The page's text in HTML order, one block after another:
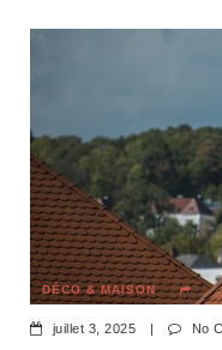
DÉCO & MAISON
juillet 3, 2025 | No